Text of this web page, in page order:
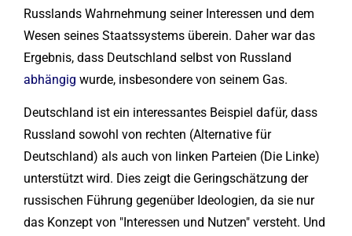
Russlands Wahrnehmung seiner Interessen und dem
Wesen seines Staatssystems überein. Daher war das
Ergebnis, dass Deutschland selbst von Russland
abhängig wurde, insbesondere von seinem Gas.
Deutschland ist ein interessantes Beispiel dafür, dass
Russland sowohl von rechten (Alternative für
Deutschland) als auch von linken Parteien (Die Linke)
unterstützt wird. Dies zeigt die Geringschätzung der
russischen Führung gegenüber Ideologien, da sie nur
das Konzept von "Interessen und Nutzen" versteht. Und